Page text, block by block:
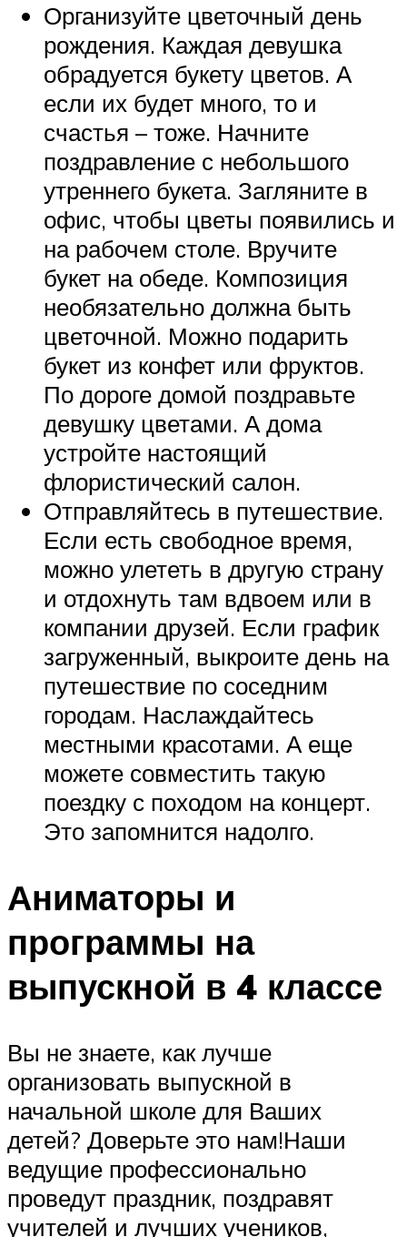
Организуйте цветочный день
рождения. Каждая девушка
обрадуется букету цветов. А
если их будет много, то и
счастья – тоже. Начните
поздравление с небольшого
утреннего букета. Загляните в
офис, чтобы цветы появились и
на рабочем столе. Вручите
букет на обеде. Композиция
необязательно должна быть
цветочной. Можно подарить
букет из конфет или фруктов.
По дороге домой поздравьте
девушку цветами. А дома
устройте настоящий
флористический салон.
Отправляйтесь в путешествие.
Если есть свободное время,
можно улететь в другую страну
и отдохнуть там вдвоем или в
компании друзей. Если график
загруженный, выкроите день на
путешествие по соседним
городам. Наслаждайтесь
местными красотами. А еще
можете совместить такую
поездку с походом на концерт.
Это запомнится надолго.
Аниматоры и
программы на
выпускной в 4 классе
Вы не знаете, как лучше
организовать выпускной в
начальной школе для Ваших
детей? Доверьте это нам!Наши
ведущие профессионально
проведут праздник, поздравят
учителей и лучших учеников,